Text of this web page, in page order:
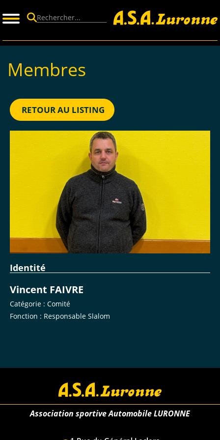
Membres
RETOUR AU LISTING
Identité
Vincent FAIVRE
Catégorie : Comité
Fonction : Responsable Slalom
Association sportive Automobile LURONNE